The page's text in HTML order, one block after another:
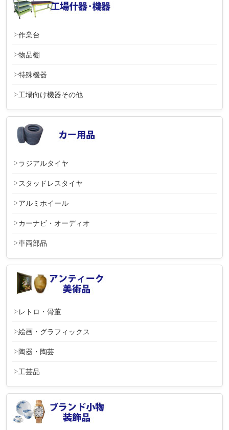
作業台
物品棚
特殊機器
工場向け機器その他
ラジアルタイヤ
スタッドレスタイヤ
アルミホイール
カーナビ・オーディオ
車両部品
レトロ・骨董
絵画・グラフィックス
陶器・陶芸
工芸品